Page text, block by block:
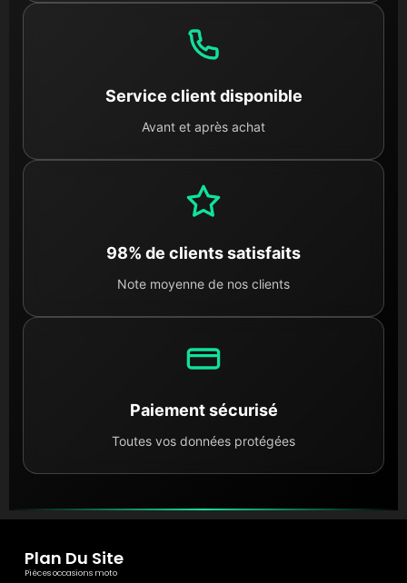
Service client disponible
Avant et après achat
98% de clients satisfaits
Note moyenne de nos clients
Paiement sécurisé
Toutes vos données protégées
Plan Du Site
Pièces occasions moto